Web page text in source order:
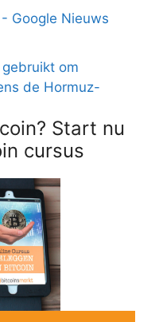
Google Nieuws
om
de Hormuz-
Start nu
cursus